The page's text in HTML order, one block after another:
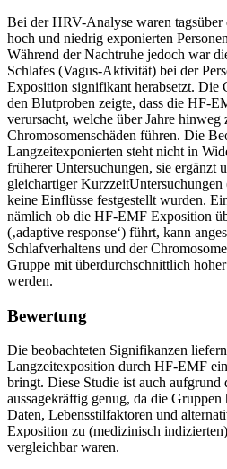
Bei der HRV-Analyse waren tagsüber
hoch und niedrig exponierten
Während der Nachtruhe jedoch war
Schlafes (Vagus-Aktivität) bei der
Exposition signifikant herabsetzt. Die
den Blutproben zeigte, dass die HF-
verursacht, welche über Jahre
Chromosomenschäden führen. Die
Langzeitexponierten steht nicht in
früherer Untersuchungen, sie ergänzt
gleichartiger KurzzeitUntersuchungen
keine Einflüsse festgestellt wurden.
nämlich ob die HF-EMF Exposition
(‚adaptive response‘) führt, kann
Schlafverhaltens und der
Gruppe mit überdurchschnittlich
werden.
Bewertung
Die beobachteten Signifikanzen
Langzeitexposition durch HF-EMF
bringt. Diese Studie ist auch aufgrund
aussagekräftig genug, da die
Daten, Lebensstilfaktoren und
Exposition zu (medizinisch
vergleichbar waren.